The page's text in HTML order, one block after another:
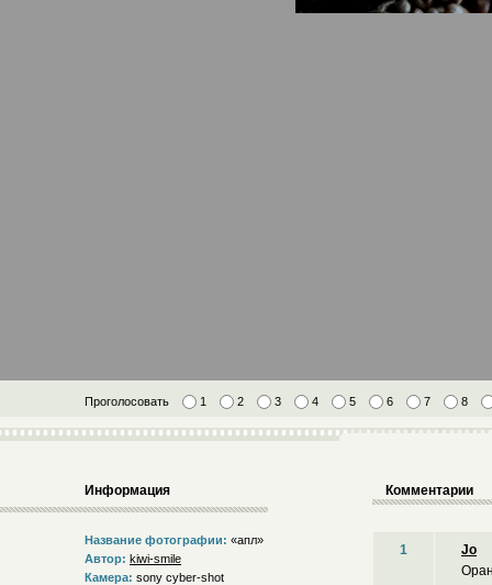
Проголосовать 1 2 3 4 5 6 7 8
Информация
Название фотографии: «апл»
Автор: kiwi-smile
Камера: sony cyber-shot
Комментарии
1
Jo